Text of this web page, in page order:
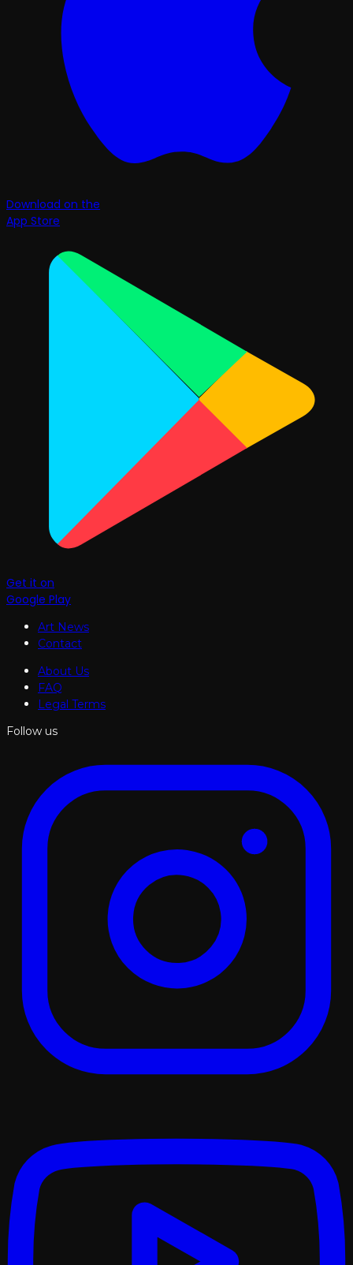
Download on the
App Store
Get it on
Google Play
Art News
Contact
About Us
FAQ
Legal Terms
Follow us